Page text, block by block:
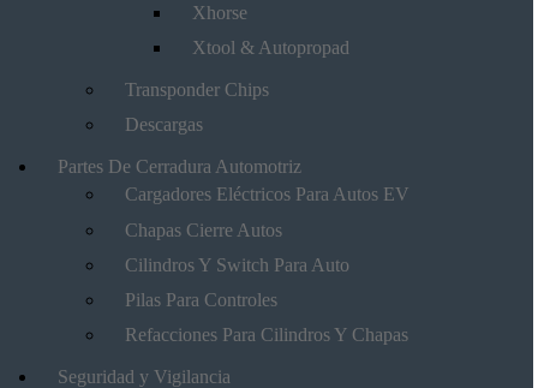
Xhorse
Xtool & Autopropad
Transponder Chips
Descargas
Partes De Cerradura Automotriz
Cargadores Eléctricos Para Autos EV
Chapas Cierre Autos
Cilindros Y Switch Para Auto
Pilas Para Controles
Refacciones Para Cilindros Y Chapas
Seguridad y Vigilancia